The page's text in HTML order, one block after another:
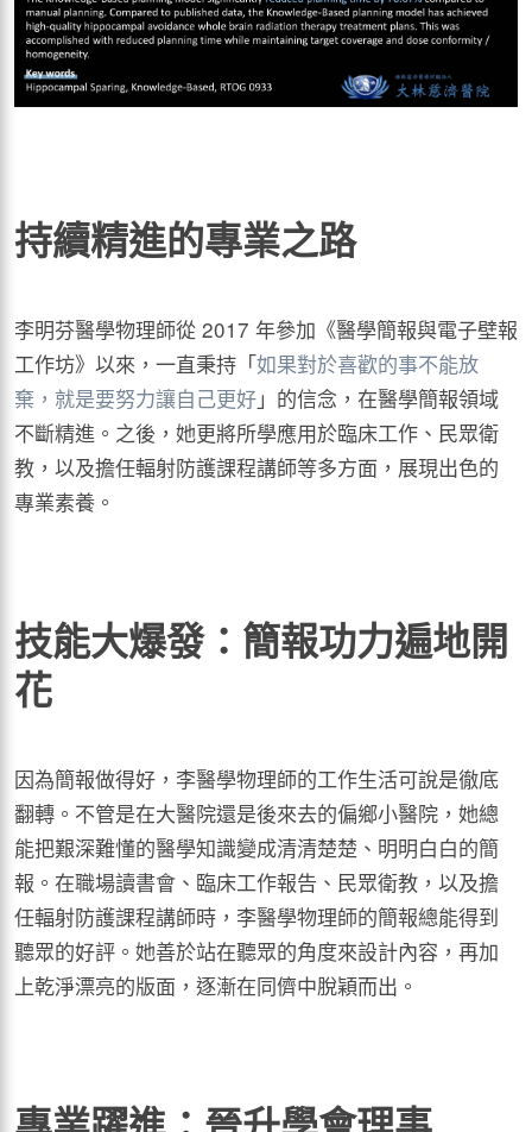
持續精進的專業之路
李明芬醫學物理師從 2017 年參加《醫學簡報與電子壁報
工作坊》以來，一直秉持「如果對於喜歡的事不能放
棄，就是要努力讓自己更好」的信念，在醫學簡報領域
不斷精進。之後，她更將所學應用於臨床工作、民眾衛
教，以及擔任輻射防護課程講師等多方面，展現出色的
專業素養。
技能大爆發：簡報功力遍地開
花
因為簡報做得好，李醫學物理師的工作生活可說是徹底
翻轉。不管是在大醫院還是後來去的偏鄉小醫院，她總
能把艱深難懂的醫學知識變成清清楚楚、明明白白的簡
報。在職場讀書會、臨床工作報告、民眾衛教，以及擔
任輻射防護課程講師時，李醫學物理師的簡報總能得到
聽眾的好評。她善於站在聽眾的角度來設計內容，再加
上乾淨漂亮的版面，逐漸在同儕中脫穎而出。